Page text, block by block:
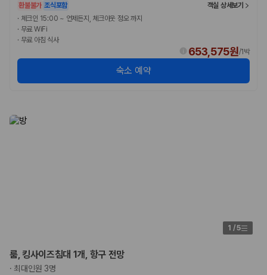
175,206건
예약 가능 차량
67,123
전국 렌트카 지점
제주렌트카 가격비교 자주 묻는 질문
A. 대여일, 반납일, 인수 지역을 선택하면 제주도 렌트카 업체별 가격, 차종,
국내 렌트카 가격비교
해외 렌트카 가격비교
환불불가 조식포함
객실 상세보기
· 체크인 15:00 ~ 언제든지, 체크아웃 정오 까지
· 무료 WiFi
· 무료 아침 식사
653,575원/1박
숙소 예약
1 /5
룸, 킹사이즈침대 1개, 항구 전망
· 최대인원 3명